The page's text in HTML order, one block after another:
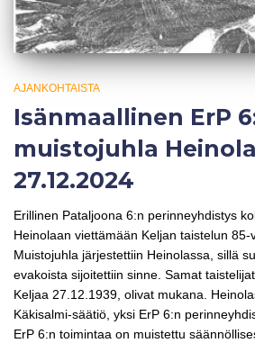
AJANKOHTAISTA
Isänmaallinen ErP
muistojuhla
27.12.2024
Erillinen Pataljoona 6:n perinneyhdistys
Heinolaan viettämään Keljan taistelun 85-
Muistojuhla järjestettiin Heinolassa, sillä
evakoista sijoitettiin sinne. Samat
Keljaa 27.12.1939, olivat mukana.
Käkisalmi-säätiö, yksi ErP 6:n
ErP 6:n toimintaa on muistettu